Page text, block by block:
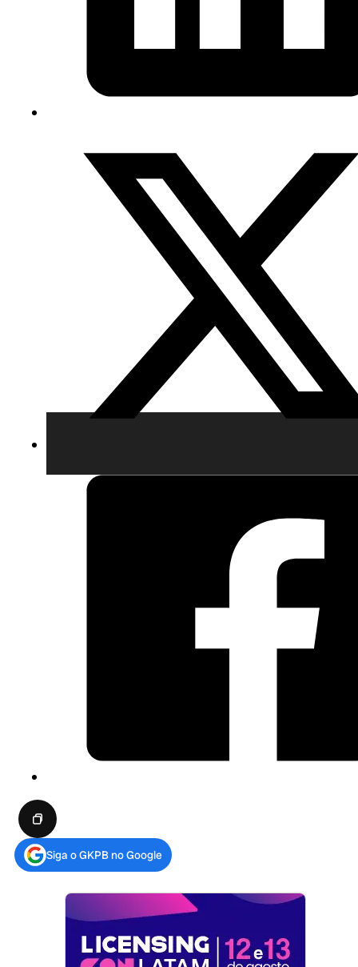
Siga o GKPB no Google